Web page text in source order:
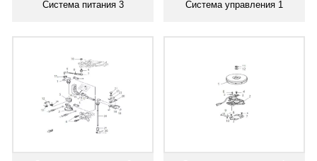
Система питания 3 Система управления 1